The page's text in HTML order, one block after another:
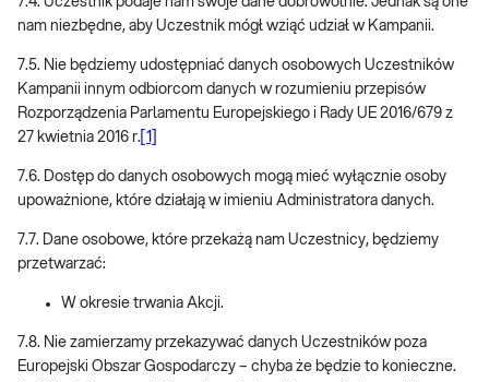
nam niezbędne, aby Uczestnik mógł wziąć udział w Kampanii.
7.5. Nie będziemy udostępniać danych osobowych Uczestników
Kampanii innym odbiorcom danych w rozumieniu przepisów
Rozporządzenia Parlamentu Europejskiego i Rady UE 2016/679 z
27 kwietnia 2016 r. [1]
7.6. Dostęp do danych osobowych mogą mieć wyłącznie osoby
upoważnione, które działają w imieniu Administratora danych.
7.7. Dane osobowe, które przekażą nam Uczestnicy, będziemy
przetwarzać:
W okresie trwania Akcji.
7.8. Nie zamierzamy przekazywać danych Uczestników poza
Europejski Obszar Gospodarczy – chyba że będzie to konieczne.